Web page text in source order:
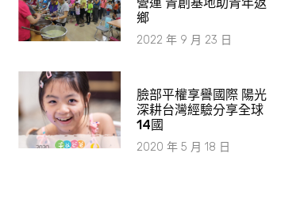
鄉
2022 年 9 月 23 日
臉部平權享譽國際 陽光
深耕台灣經驗分享全球
14國
2020 年 5 月 18 日